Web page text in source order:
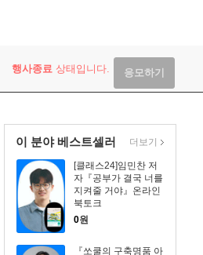
행사종료 상태입니다. 응모하기
이 분야 베스트셀러
[클래스24]임민찬 저
자『공부가 결국 너를
지켜줄 거야』온라인
북토크
0원
『쏘쿨의 구축명품 아
더보기